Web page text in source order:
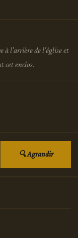
à l'arrière de l'église et
cet enclos.
🔍 Agrandir